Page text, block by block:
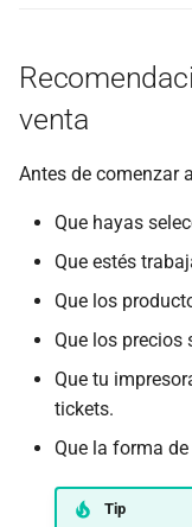
venta
Antes de comenzar
Que hayas
Que estés
Que los
Que los precios
Que tu
tickets.
Que la forma
Tip